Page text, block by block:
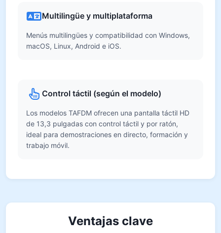
Multilingüe y multiplataforma
Menús multilingües y compatibilidad con Windows,
macOS, Linux, Android e iOS.
Control táctil (según el modelo)
Los modelos TAFDM ofrecen una pantalla táctil HD
de 13,3 pulgadas con control táctil y por ratón,
ideal para demostraciones en directo, formación y
trabajo móvil.
Ventajas clave